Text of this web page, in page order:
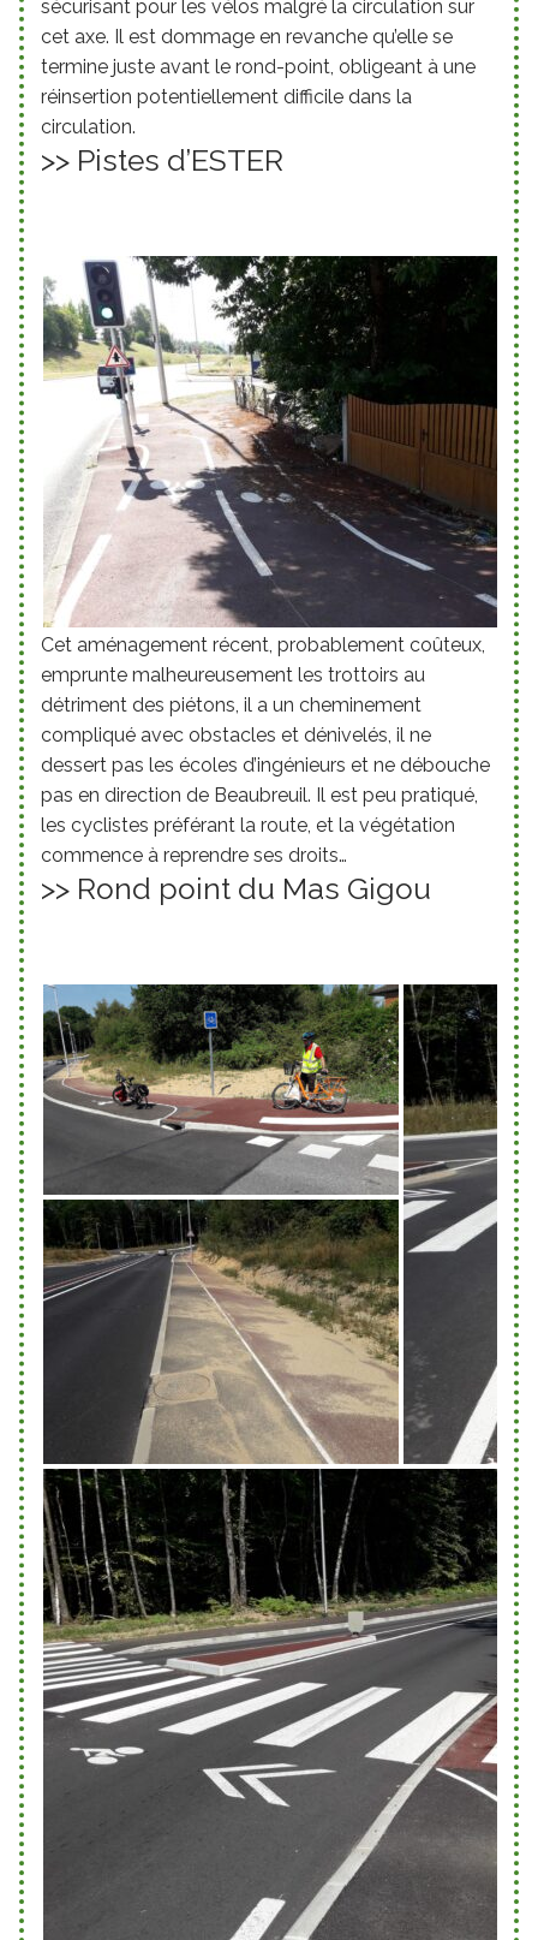
sécurisant pour les vélos malgré la circulation sur
cet axe. Il est dommage en revanche qu’elle se
termine juste avant le rond-point, obligeant à une
réinsertion potentiellement difficile dans la
circulation.
>> Pistes d’ESTER
Cet aménagement récent, probablement coûteux,
emprunte malheureusement les trottoirs au
détriment des piétons, il a un cheminement
compliqué avec obstacles et dénivelés, il ne
dessert pas les écoles d’ingénieurs et ne débouche
pas en direction de Beaubreuil. Il est peu pratiqué,
les cyclistes préférant la route, et la végétation
commence à reprendre ses droits…
>> Rond point du Mas Gigou